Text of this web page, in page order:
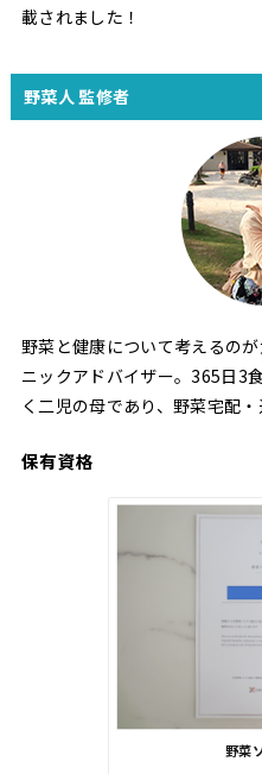
載されました！
野菜人 監修者
野菜と健康について考えるの
ニックアドバイザー。365日3
く二児の母であり、野菜宅配・
保有資格
野菜